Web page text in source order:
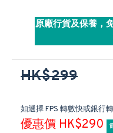
原廠行貨及保養，
HK$299
如選擇 FPS 轉數快或銀行
優惠價 HK$290